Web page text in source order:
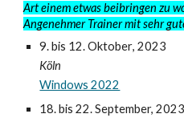
Art einem etwas beibringen zu
Angenehmer Trainer mit sehr
9. bis 12.Oktober, 2023
Köln
Windows 2022
18. bis22. September, 2023